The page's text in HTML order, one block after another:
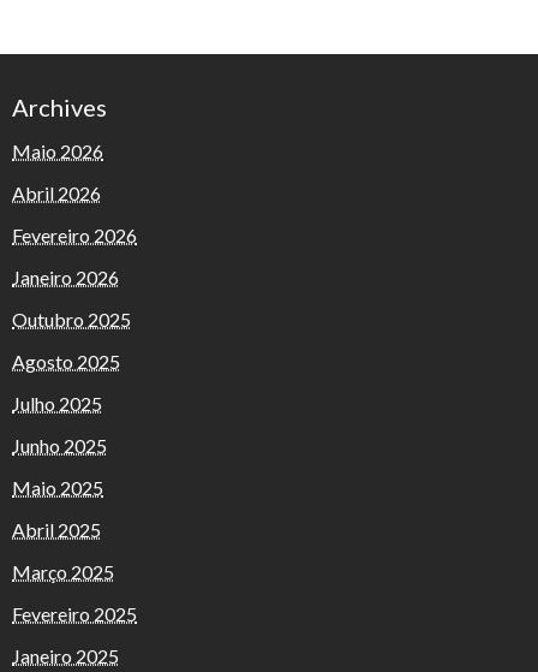
Archives
Maio 2026
Abril 2026
Fevereiro 2026
Janeiro 2026
Outubro 2025
Agosto 2025
Julho 2025
Junho 2025
Maio 2025
Abril 2025
Março 2025
Fevereiro 2025
Janeiro 2025